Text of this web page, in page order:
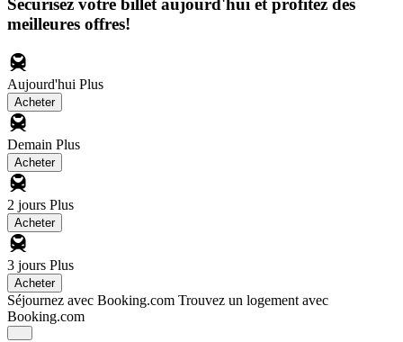
Sécurisez votre billet aujourd'hui et profitez des
meilleures offres!
Aujourd'hui Plus
Acheter
Demain Plus
Acheter
2 jours Plus
Acheter
3 jours Plus
Acheter
Séjournez avec Booking.com Trouvez un logement avec
Booking.com